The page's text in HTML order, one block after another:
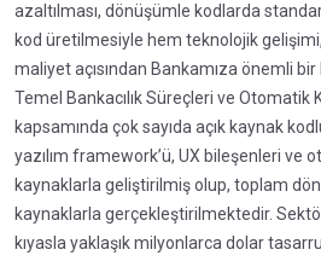
azaltılması, dönüşümle kodlarda
kod üretilmesiyle hem teknolojik
maliyet açısından Bankamıza önemli bir
Temel Bankacılık Süreçleri ve Otomatik
kapsamında çok sayıda açık kaynak
yazılım framework’ü, UX bileşenleri ve
kaynaklarla geliştirilmiş olup, toplam
kaynaklarla gerçekleştirilmektedir.
kıyasla yaklaşık milyonlarca dolar